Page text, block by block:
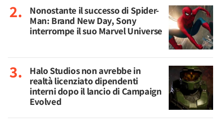
Nonostante il successo di Spider-
Man: Brand New Day, Sony
interrompe il suo Marvel Universe
Halo Studios non avrebbe in
realtà licenziato dipendenti
interni dopo il lancio di Campaign
Evolved